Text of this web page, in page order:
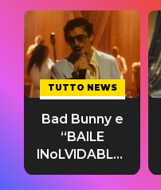
TUTTO NEWS
Bad Bunny e
“BAILE
INoLVIDABLE”:
testo,